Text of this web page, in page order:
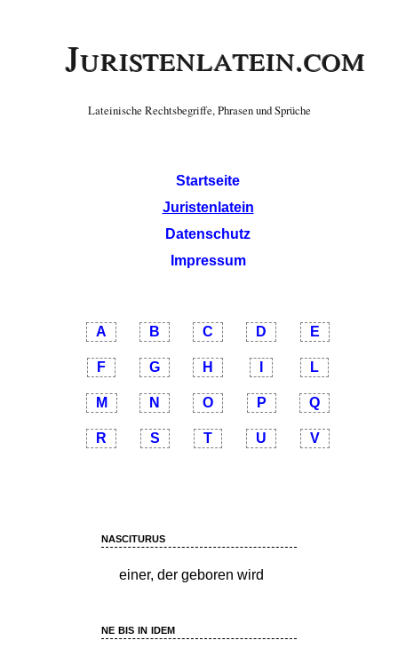
Juristenlatein.com
Lateinische Rechtsbegriffe, Phrasen und Sprüche
Startseite
Juristenlatein
Datenschutz
Impressum
A B C D E
F G H L
M N O P Q
R S T U V
nasciturus
einer, der geboren wird
ne bis in idem